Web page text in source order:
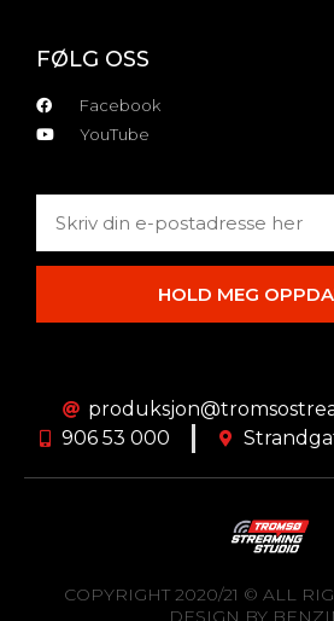
FØLG OSS
Facebook
YouTube
HOLD MEG
906 53 000
COPYRIGHT 2020/21 © ALL
DESIGN BY